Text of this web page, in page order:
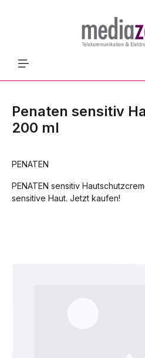
Penaten sensitiv
200 ml
PENATEN
PENATEN sensitiv
sensitive Haut. Jetzt kaufen!